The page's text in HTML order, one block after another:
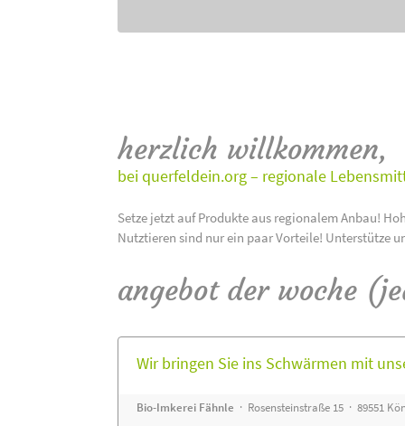
herzlich willkommen,
bei querfeldein.org – regionale
Setze jetzt auf Produkte aus regionalem Anbau!
Nutztieren sind nur ein paar Vorteile! Unterstütze
angebot der woche
Wir bringen Sie ins Schwärmen mit
Bio-Imkerei Fähnle · Rosensteinstraße 15 · 89551